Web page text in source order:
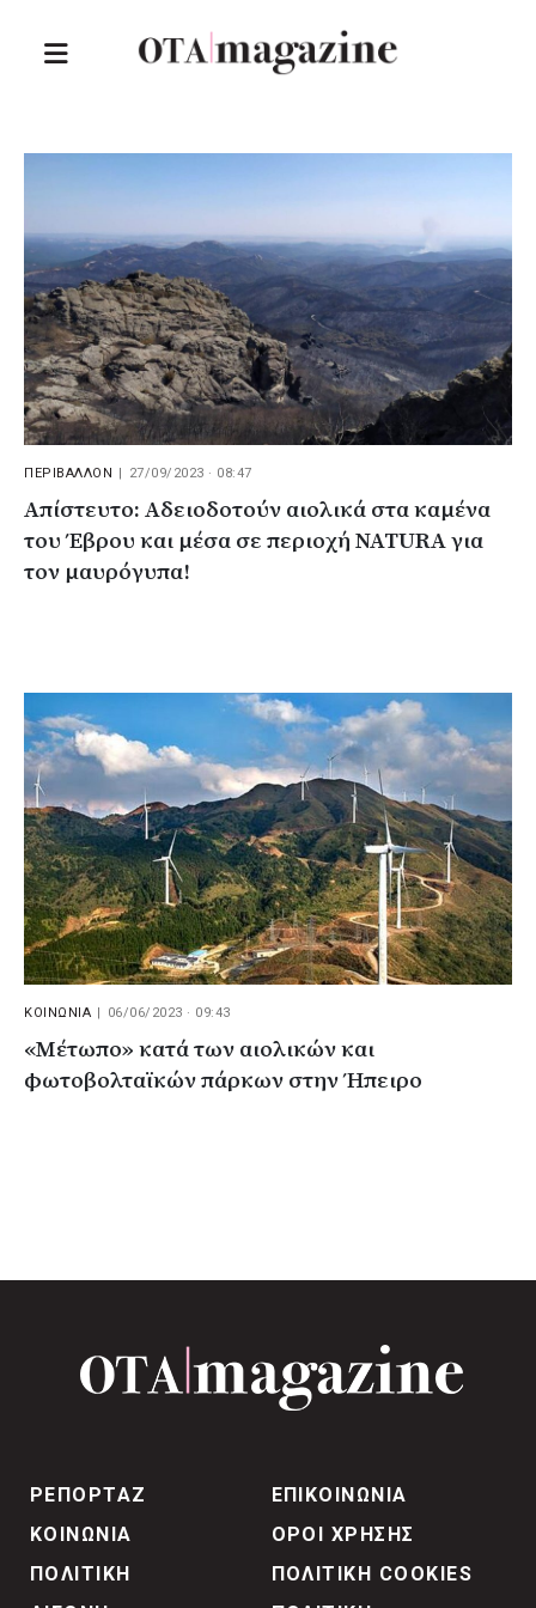
ΠΕΡΙΒΑΛΛΟΝ 27/09/2023 · 08:47
Απίστευτο: Αδειοδοτούν αιολικά στα καμένα
του Έβρου και μέσα σε περιοχή NATURA για
τον μαυρόγυπα!
ΚΟΙΝΩΝΙΑ 06/06/2023 · 09:43
«Μέτωπο» κατά των αιολικών και
φωτοβολταϊκών πάρκων στην Ήπειρο
ΡΕΠΟΡΤΑΖ
ΚΟΙΝΩΝΙΑ
ΠΟΛΙΤΙΚΗ
ΕΠΙΚΟΙΝΩΝΙΑ
ΟΡΟΙ ΧΡΗΣΗΣ
ΠΟΛΙΤΙΚΗ COOKIES